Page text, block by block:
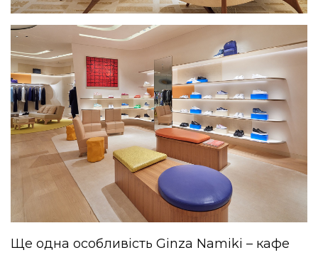
Ще одна особливість Ginza Namiki – кафе